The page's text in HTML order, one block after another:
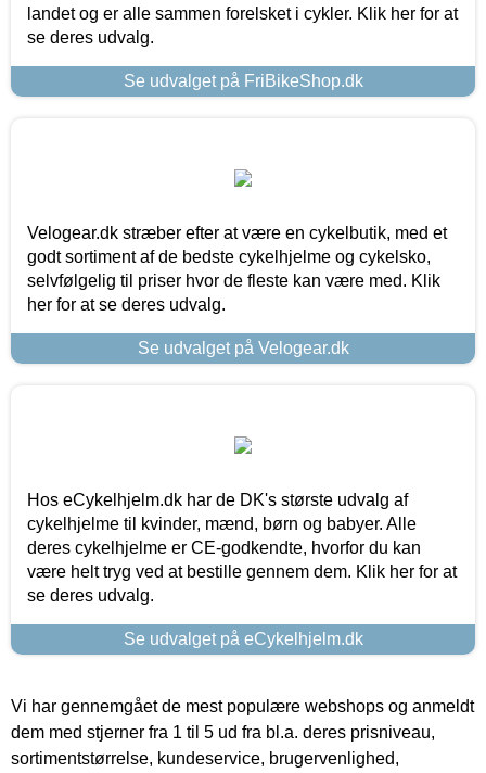
landet og er alle sammen forelsket i cykler. Klik her for at
se deres udvalg.
Se udvalget på FriBikeShop.dk
Velogear.dk stræber efter at være en cykelbutik, med et
godt sortiment af de bedste cykelhjelme og cykelsko,
selvfølgelig til priser hvor de fleste kan være med. Klik
her for at se deres udvalg.
Se udvalget på Velogear.dk
Hos eCykelhjelm.dk har de DK's største udvalg af
cykelhjelme til kvinder, mænd, børn og babyer. Alle
deres cykelhjelme er CE-godkendte, hvorfor du kan
være helt tryg ved at bestille gennem dem. Klik her for at
se deres udvalg.
Se udvalget på eCykelhjelm.dk
Vi har gennemgået de mest populære webshops og anmeldt
dem med stjerner fra 1 til 5 ud fra bl.a. deres prisniveau,
sortimentstørrelse, kundeservice, brugervenlighed,